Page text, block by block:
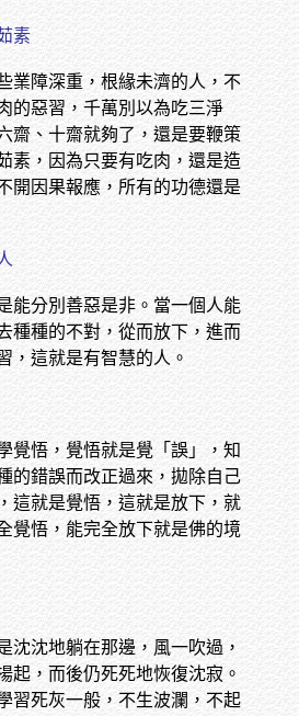
素
業障深重，根緣未濟的人，不
的惡習，千萬別以為吃三淨
齋、十齋就夠了，還是要鞭策
素，因為只要有吃肉，還是造
開因果報應，所有的功德還是
能分別善惡是非。當一個人能
種種的不對，從而放下，進而
，這就是有智慧的人。
覺悟，覺悟就是覺「誤」，知
的錯誤而改正過來，拋除自己
這就是覺悟，這就是放下，就
覺悟，能完全放下就是佛的境
沈沈地躺在那邊，風一吹過，
起，而後仍死死地恢復沈寂。
習死灰一般，不生波瀾，不起